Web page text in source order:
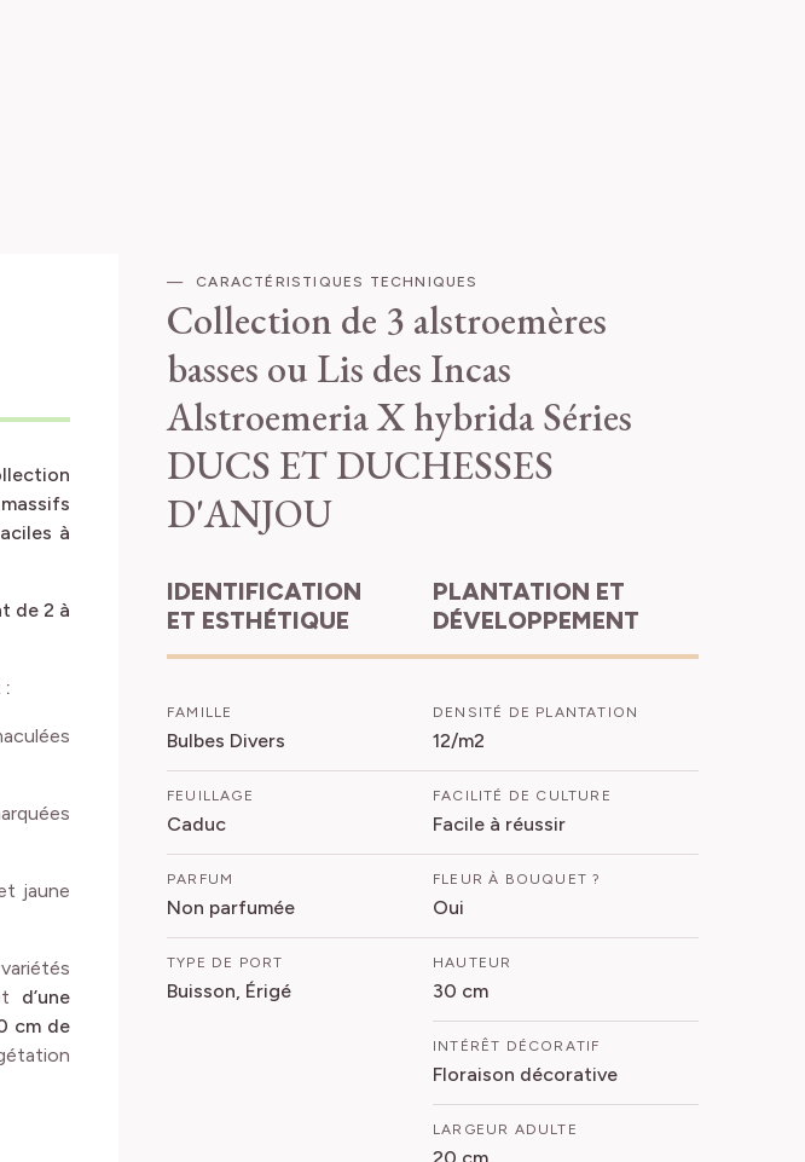
à
de 2 à
:
jaune
d’une
cm de
CARACTÉRISTIQUES TECHNIQUES
Collection de 3 alstroemères
basses ou Lis des Incas
Alstroemeria X hybrida Séries
DUCS ET DUCHESSES
D'ANJOU
IDENTIFICATION
ET ESTHÉTIQUE
FAMILLE
Bulbes Divers
FEUILLAGE
Caduc
PARFUM
Non parfumée
TYPE DE PORT
Buisson, Érigé
PLANTATION ET
DÉVELOPPEMENT
DENSITÉ DE PLANTATION
12/m2
FACILITÉ DE CULTURE
Facile à réussir
FLEUR À BOUQUET ?
Oui
HAUTEUR
30 cm
INTÉRÊT DÉCORATIF
Floraison décorative
LARGEUR ADULTE
20 cm